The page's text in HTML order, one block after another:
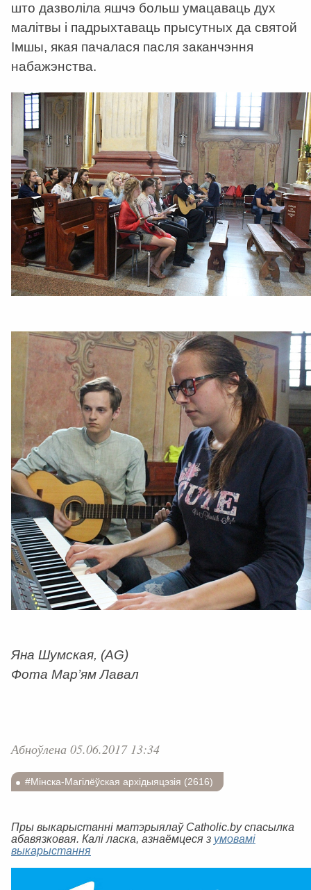
што дазволіла яшчэ больш умацаваць дух
малітвы і падрыхтаваць прысутных да святой
Імшы, якая пачалася пасля заканчэння
набажэнства.
Яна Шумская, (AG)
Фота Мар’ям Лавал
Абноўлена 05.06.2017 13:34
#Мінска-Магілёўская архідыяцэзія (2616)
Пры выкарыстанні матэрыялаў Catholic.by спасылка
абавязковая. Калі ласка, азнаёмцеся з умовамі
выкарыстання